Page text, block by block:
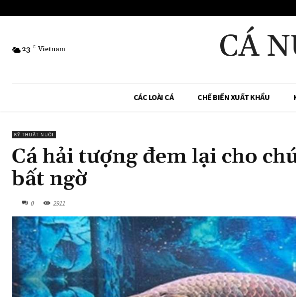
23 C Vietnam CÁ
CÁC LOÀI CÁ CHẾ BIẾN XUẤT KHẨU
KỸ THUẬT NUÔI
Cá hải tượng đem lại cho
bất ngờ
0 2911